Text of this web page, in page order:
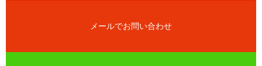
メールでお問い合わせ